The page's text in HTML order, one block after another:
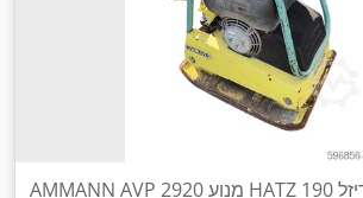
AMMANN AVP 2920 מנוע HATZ דיזל 190